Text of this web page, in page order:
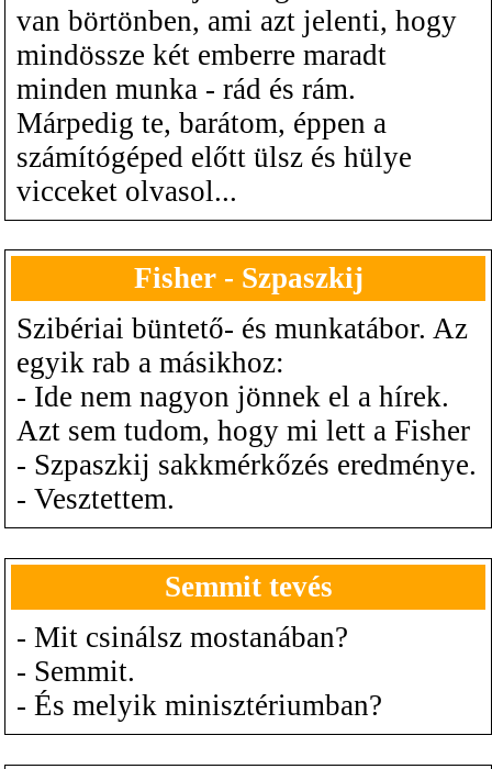
van börtönben, ami azt jelenti, hogy
mindössze két emberre maradt
minden munka - rád és rám.
Márpedig te, barátom, éppen a
számítógéped előtt ülsz és hülye
vicceket olvasol...
Fisher - Szpaszkij
Szibériai büntető- és munkatábor. Az
egyik rab a másikhoz:
- Ide nem nagyon jönnek el a hírek.
Azt sem tudom, hogy mi lett a Fisher
- Szpaszkij sakkmérkőzés eredménye.
- Vesztettem.
Semmit tevés
- Mit csinálsz mostanában?
- Semmit.
- És melyik minisztériumban?